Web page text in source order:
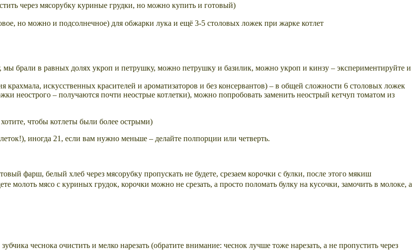
через мясорубку куриные грудки, но можно купить и готовый)
но можно и подсолнечное) для обжарки лука и ещё 3-5 столовых ложек при жарке котлет
брали в равных долях укроп и петрушку, можно петрушку и базилик, можно укроп и кинзу – экспериментируйте и
искусственных красителей и ароматизаторов и без консервантов) – в общей сложности 6 столовых ложек
неострого – получаются почти неострые котлетки), можно попробовать заменить неострый кетчуп томатом из
чтобы котлеты были более острыми)
иногда 21, если вам нужно меньше – делайте полпорции или четверть.
фарш, белый хлеб через мясорубку пропускать не будете, срезаем корочки с булки, после этого мякиш
молоть мясо с куриных грудок, корочки можно не срезать, а просто поломать булку на кусочки, замочить в молоке, а
чеснока очистить и мелко нарезать (обратите внимание: чеснок лучше тоже нарезать, а не пропустить через